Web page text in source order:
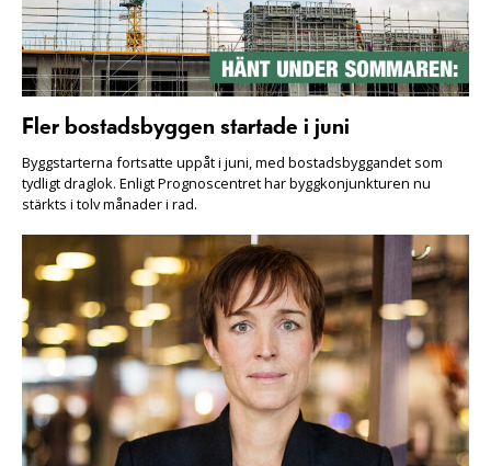
Fler bostadsbyggen startade i juni
Byggstarterna fortsatte uppåt i juni, med bostadsbyggandet som
tydligt draglok. Enligt Prognoscentret har byggkonjunkturen nu
stärkts i tolv månader i rad.